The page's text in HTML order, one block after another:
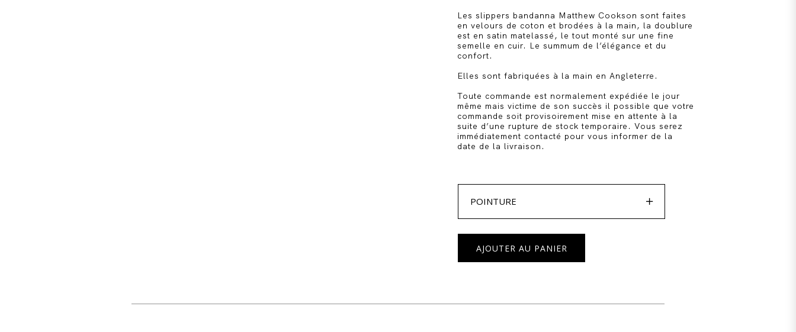
Les slippers bandanna Matthew Cookson sont faites
en velours de coton et brodées à la main, la doublure
est en satin matelassé, le tout monté sur une fine
semelle en cuir. Le summum de l’élégance et du
confort.
Elles sont fabriquées à la main en Angleterre.
Toute commande est normalement expédiée le jour
même mais victime de son succès il possible que votre
commande soit provisoirement mise en attente à la
suite d’une rupture de stock temporaire. Vous serez
immédiatement contacté pour vous informer de la
date de la livraison.
POINTURE
AJOUTER AU PANIER